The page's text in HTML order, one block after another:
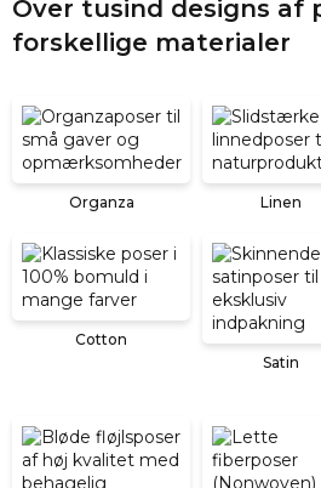
Over tusind designs af
forskellige materialer
Organza Linen
Cotton
Satin